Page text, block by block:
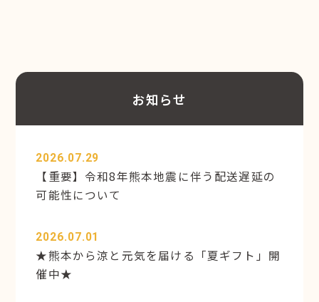
お知らせ
2026.07.29
【重要】令和8年熊本地震に伴う配送遅延の
可能性について
2026.07.01
★熊本から涼と元気を届ける「夏ギフト」開
催中★